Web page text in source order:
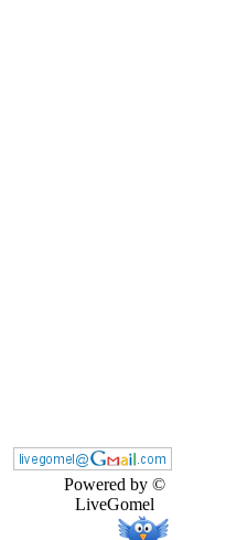
Powered by ©
LiveGomel